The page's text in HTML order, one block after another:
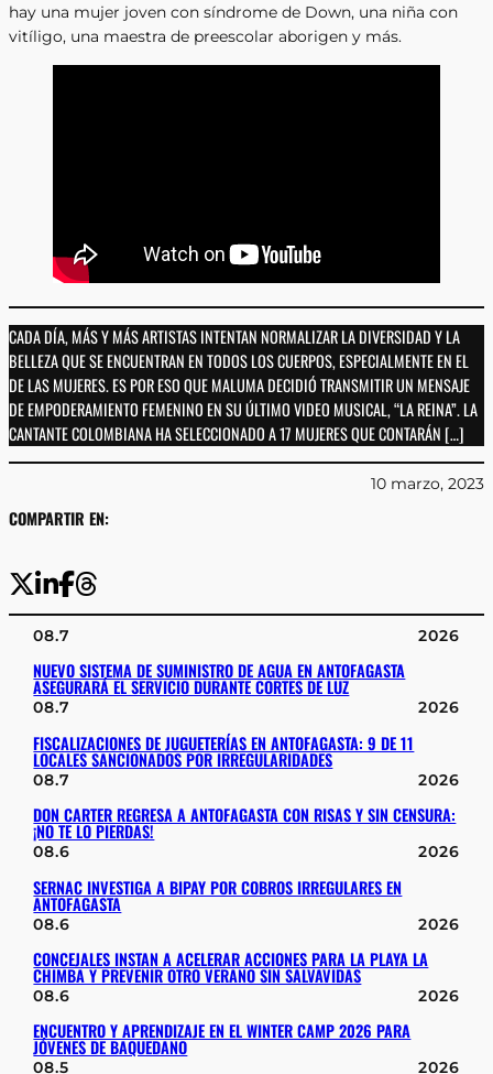
hay una mujer joven con síndrome de Down, una niña con
vitíligo, una maestra de preescolar aborigen y más.
CADA DÍA, MÁS Y MÁS ARTISTAS INTENTAN NORMALIZAR LA DIVERSIDAD Y LA
BELLEZA QUE SE ENCUENTRAN EN TODOS LOS CUERPOS, ESPECIALMENTE EN EL
DE LAS MUJERES. ES POR ESO QUE MALUMA DECIDIÓ TRANSMITIR UN MENSAJE
DE EMPODERAMIENTO FEMENINO EN SU ÚLTIMO VIDEO MUSICAL, “LA REINA”. LA
CANTANTE COLOMBIANA HA SELECCIONADO A 17 MUJERES QUE CONTARÁN […]
COMPARTIR EN:
10 marzo, 2023
08.7 2026
NUEVO SISTEMA DE SUMINISTRO DE AGUA EN ANTOFAGASTA
ASEGURARÁ EL SERVICIO DURANTE CORTES DE LUZ
08.7 2026
FISCALIZACIONES DE JUGUETERÍAS EN ANTOFAGASTA: 9 DE 11
LOCALES SANCIONADOS POR IRREGULARIDADES
08.7 2026
DON CARTER REGRESA A ANTOFAGASTA CON RISAS Y SIN CENSURA:
¡NO TE LO PIERDAS!
08.6 2026
SERNAC INVESTIGA A BIPAY POR COBROS IRREGULARES EN
ANTOFAGASTA
08.6 2026
CONCEJALES INSTAN A ACELERAR ACCIONES PARA LA PLAYA LA
CHIMBA Y PREVENIR OTRO VERANO SIN SALVAVIDAS
08.6 2026
ENCUENTRO Y APRENDIZAJE EN EL WINTER CAMP 2026 PARA
JÓVENES DE BAQUEDANO
08.5 2026